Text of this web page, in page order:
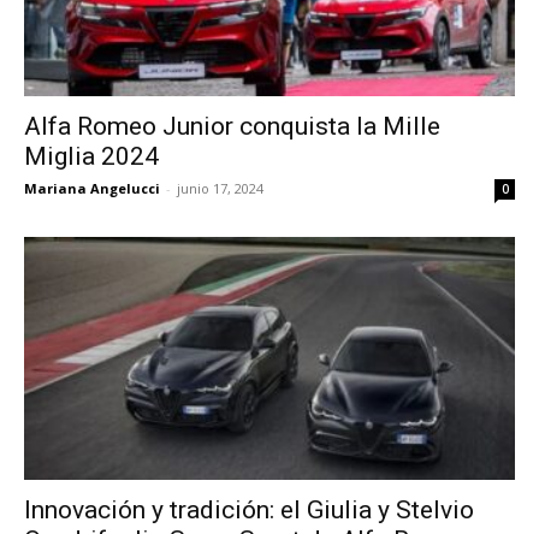
Alfa Romeo Junior conquista la Mille
Miglia 2024
Mariana Angelucci - junio 17, 2024 0
Innovación y tradición: el Giulia y Stelvio